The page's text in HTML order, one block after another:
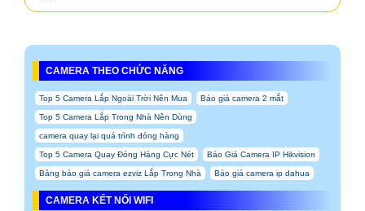
CAMERA THEO CHỨC NĂNG
Top 5 Camera Lắp Ngoài Trời Nên Mua Báo giá camera 2 mắt
Top 5 Camera Lắp Trong Nhà Nên Dùng
camera quay lại quá trình đóng hàng
Top 5 Camera Quay Đóng Hàng Cực Nét Báo Giá Camera IP Hikvision
Bảng báo giá camera ezviz Lắp Trong Nhà Báo giá camera ip dahua
CAMERA KẾT NỐI WIFI